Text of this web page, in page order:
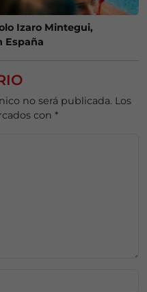
Izaro Mintegui,
España
no será publicada. Los
con *